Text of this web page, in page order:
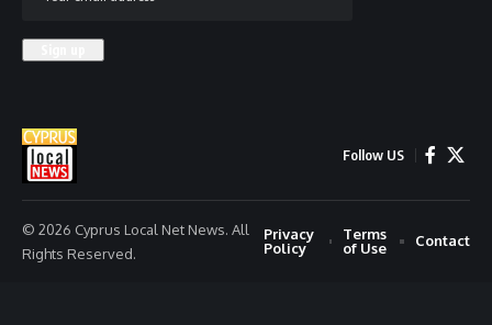
Follow US
© 2026 Cyprus Local Net News. All
Rights Reserved.
Privacy
Policy
Terms
of Use
Contact